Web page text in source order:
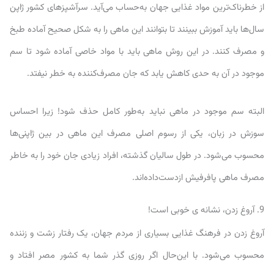
از خطرناک‌ترین مواد غذایی جهان به‌حساب می‌آید. سرآشپزهای کشور ژاپن
سال‌ها باید آموزش ببینند تا بتوانند این ماهی را به شکل صحیح آماده طبخ
و مصرف کنند. در این روش ماهی باید با مواد خاصی آماده شود تا سم
موجود در آن به حدی کاهش یابد که جان مصرف‌کننده به خطر نیفتد.
البته سم موجود در ماهی نباید به‌طور کامل حذف شود! زیرا احساس
سوزش در زبان، یکی از رسوم اصلی مصرف این ماهی در بین ژاپنی‌ها
محسوب می‌شود. در طول سالیان گذشته، افراد زیادی جان خود را به خاطر
مصرف ماهی پافرفیش ازدست‌داده‌اند.
9. آروغ زدن، نشانه ی خوبی است!
آروغ زدن در فرهنگ غذایی بسیاری از مردم جهان، یک رفتار زشت و زننده
محسوب می‌شود. با این‌حال اگر روزی گذر شما به کشور مصر افتاد و